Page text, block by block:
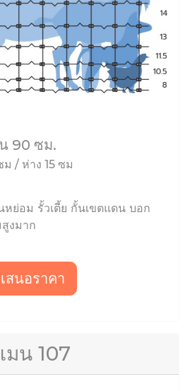
90 ซม.
/ ห่าง 15 ซม
ย่อม รั้วเตี้ย กั้นเขตแดน บอก
งมาก
สนอราคา
น 107